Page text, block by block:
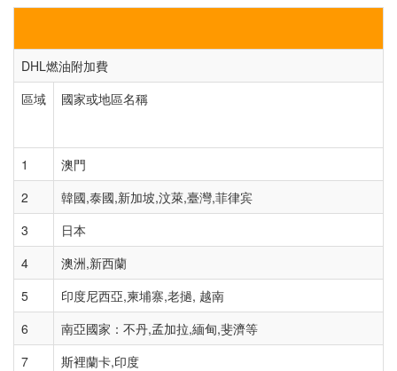
DHL燃油附加費
區域
國家或地區名稱
1
澳門
2
韓國,泰國,新加坡,汶萊,臺灣,菲律宾
3
日本
4
澳洲,新西蘭
5
印度尼西亞,柬埔寨,老撾, 越南
6
南亞國家：不丹,孟加拉,緬甸,斐濟等
7
斯裡蘭卡,印度